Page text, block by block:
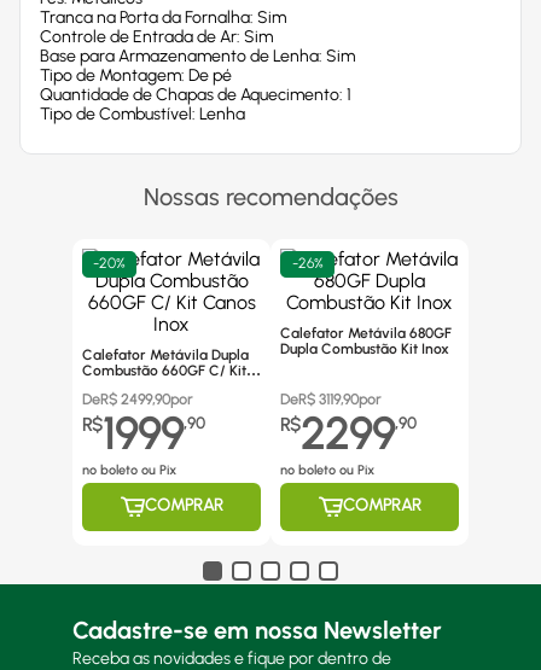
Tranca na Porta da Fornalha: Sim
Controle de Entrada de Ar: Sim
Base para Armazenamento de Lenha: Sim
Tipo de Montagem: De pé
Quantidade de Chapas de Aquecimento: 1
Tipo de Combustível: Lenha
Nossas recomendações
-20%
Calefator Metávila Dupla
Combustão 660GF C/ Kit
DeR$ 2499,90por
R$1999,90
no boleto ou Pix
COMPRAR
-26%
Calefator Metávila 680GF
Dupla Combustão Kit Inox
DeR$ 3119,90por
R$2299,90
no boleto ou Pix
COMPRAR
Cadastre-se em nossa Newsletter
Receba as novidades e fique por dentro de